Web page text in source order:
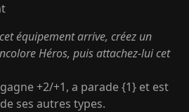
équipement arrive, créez un
Héros, puis attachez-lui cet
+2/+1, a parade {1} et est
ses autres types.